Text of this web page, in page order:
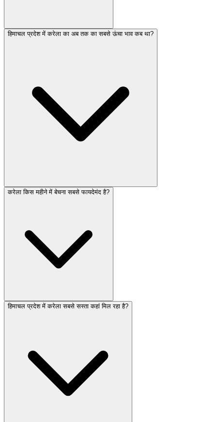
हिमाचल प्रदेश में करेला का अब तक का सबसे ऊंचा भाव कब था?
करेला किस महीने में बेचना सबसे फायदेमंद है?
हिमाचल प्रदेश में करेला सबसे सस्ता कहां मिल रहा है?